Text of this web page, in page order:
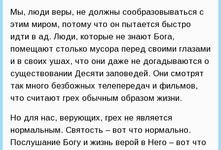
Мы, люди веры, не должны сообразовываться с
этим миром, потому что он пытается быстро
идти в ад. Люди, которые не знают Бога,
помещают столько мусора перед своими глазами
и в своих ушах, что они даже не догадываются о
существовании Десяти заповедей. Они смотрят
так много безбожных телепередач и фильмов,
что считают грех обычным образом жизни.
Но для нас, верующих, грех не является
нормальным. Святость – вот что нормально.
Послушание Богу и жизнь верой в Него – вот что